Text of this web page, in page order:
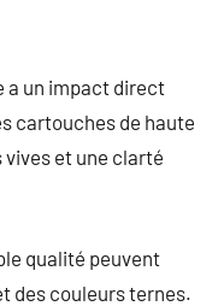
a un impact direct
cartouches de haute
et une clarté
qualité peuvent
des couleurs ternes.